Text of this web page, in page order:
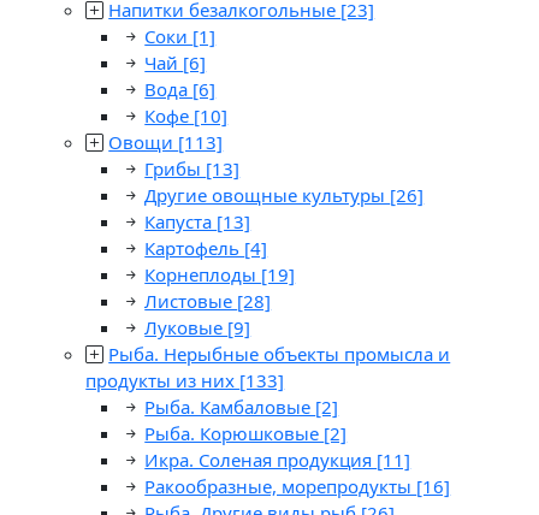
Напитки безалкогольные [23]
Соки [1]
Чай [6]
Вода [6]
Кофе [10]
Овощи [113]
Грибы [13]
Другие овощные культуры [26]
Капуста [13]
Картофель [4]
Корнеплоды [19]
Листовые [28]
Луковые [9]
Рыба. Нерыбные объекты промысла и
продукты из них [133]
Рыба. Камбаловые [2]
Рыба. Корюшковые [2]
Икра. Соленая продукция [11]
Ракообразные, морепродукты [16]